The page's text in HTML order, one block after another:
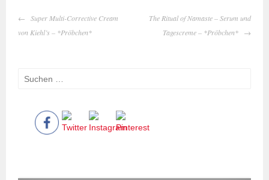
BEITRAGS-
NAVIGATION
Super Multi-Corrective Cream
von Kiehl’s – *Pröbchen*
The Ritual of Namaste – Serum und
Tagescreme – *Pröbchen*
Suchen